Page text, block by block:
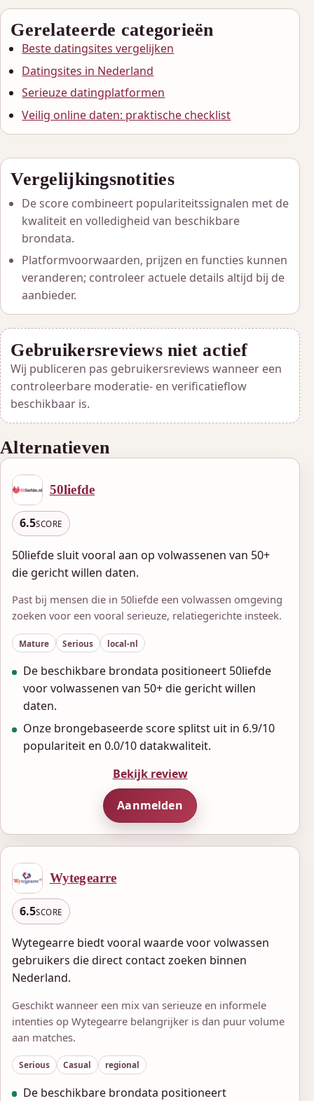
Gerelateerde categorieën
Beste datingsites vergelijken
Datingsites in Nederland
Serieuze datingplatformen
Veilig online daten: praktische checklist
Vergelijkingsnotities
De score combineert populariteitssignalen met de
kwaliteit en volledigheid van beschikbare
brondata.
Platformvoorwaarden, prijzen en functies kunnen
veranderen; controleer actuele details altijd bij de
aanbieder.
Gebruikersreviews niet actief
Wij publiceren pas gebruikersreviews wanneer een
controleerbare moderatie- en verificatieflow
beschikbaar is.
Alternatieven
50liefde
6.5SCORE
50liefde sluit vooral aan op volwassenen van 50+
die gericht willen daten.
Past bij mensen die in 50liefde een volwassen omgeving
zoeken voor een vooral serieuze, relatiegerichte insteek.
Mature Serious local-nl
De beschikbare brondata positioneert 50liefde
voor volwassenen van 50+ die gericht willen
daten.
Onze brongebaseerde score splitst uit in 6.9/10
populariteit en 0.0/10 datakwaliteit.
Bekijk review
Aanmelden
Wytegearre
6.5SCORE
Wytegearre biedt vooral waarde voor volwassen
gebruikers die direct contact zoeken binnen
Nederland.
Geschikt wanneer een mix van serieuze en informele
intenties op Wytegearre belangrijker is dan puur volume
aan matches.
Serious Casual regional
De beschikbare brondata positioneert